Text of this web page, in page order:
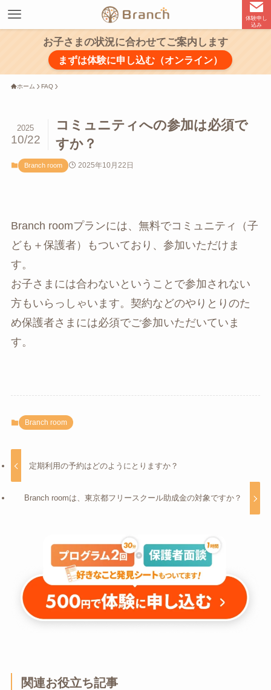
体験申し
込み
お子さまの状況に合わせてご案内します
まずは体験に申し込む（オンライン）
ホーム FAQ
コミュニティへの参加は必須で
すか？
2025
10/22
Branch room 2025年10月22日
Branch roomプランには、無料でコミュニティ（子
ども＋保護者）もついており、参加いただけま
す。
お子さまには合わないということで参加されない
方もいらっしゃいます。契約などのやりとりのた
め保護者さまには必須でご参加いただいていま
す。
Branch room
定期利用の予約はどのようにとりますか？
Branch roomは、東京都フリースクール助成金の対象ですか？
関連お役立ち記事